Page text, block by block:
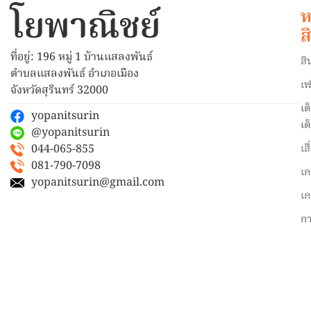
โยพาณิชย์
ที่อยู่: 196 หมู่ 1 บ้านแสลงพันธ์
ตำบลแสลงพันธ์ อำเภอเมือง
จังหวัดสุรินทร์ 32000
yopanitsurin
@yopanitsurin
044-065-855
081-790-7098
yopanitsurin@gmail.com
สิ
เ
เ
เ
เ
เ
เ
ก